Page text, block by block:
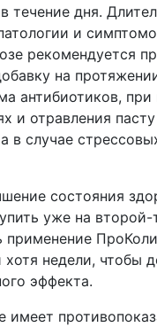
течение дня.
и
рекомендуется
на
антибиотиков,
и отравления
в случае
состояния
уже на второй-
применение
недели, чтобы
эффекта.
имеет